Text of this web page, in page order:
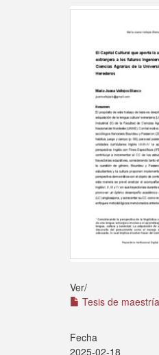
Ver/
Tesis de
Fecha
2025-02-18